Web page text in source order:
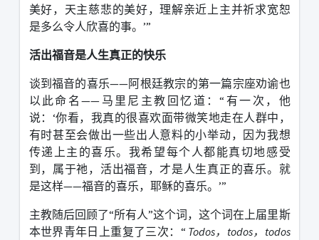
美好，天主慈悲的美好，理解亲近上主并祈求宽恕
是多么令人欣喜的事。 ’”
活出福音是人生真正的快乐
谈到福音的喜乐——阿根廷教宗的第一篇宗座劝谕也
以此命名—— 马里尼主教回忆道：“ 有一次，他
说： ‘你看，我真的很喜欢面带微笑地走在人群中，
有时甚至会做出一些出人意料的小举动，因为我想
传递上主的喜乐。我希望每个人都能真切地感受
到，属于祂，活出福音，才是人生真正的喜乐。就
是这样——福音的喜乐，耶稣的喜乐。 ’”
主教随后回顾了“所有人”这个词，这个词在上届里斯
本世界青年日上重复了三次： “ Todos， todos， todos